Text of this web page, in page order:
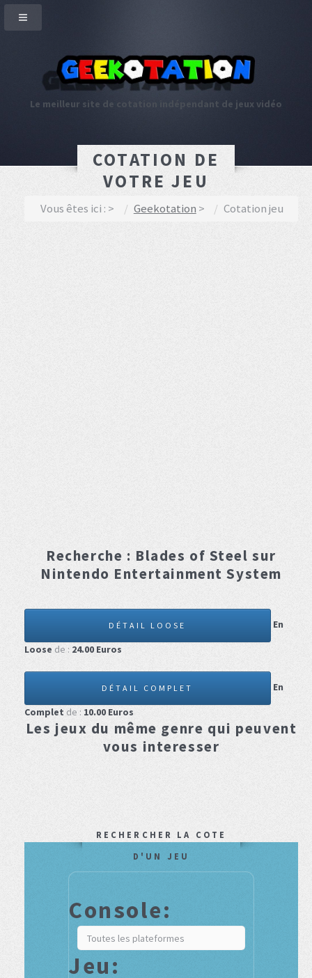
Le meilleur site de cotation indépendant de jeux vidéo
COTATION DE
VOTRE JEU
Vous êtes ici : Geekotation Cotation jeu
Recherche : Blades of Steel sur
Nintendo Entertainment System
DÉTAIL LOOSE
En
Loose de : 24.00 Euros
DÉTAIL COMPLET
En
Complet de : 10.00 Euros
Les jeux du même genre qui peuvent
vous interesser
RECHERCHER LA COTE
D'UN JEU
Console:
Jeu: